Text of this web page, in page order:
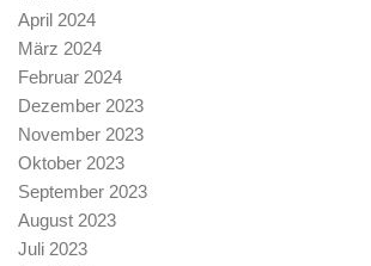
April 2024
März 2024
Februar 2024
Dezember 2023
November 2023
Oktober 2023
September 2023
August 2023
Juli 2023